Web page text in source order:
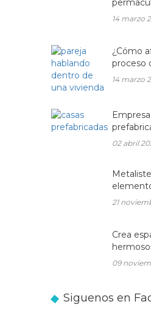
balcones
14 marzo
¿Cómo
proceso
14 marzo
a
02 abril
21
Crea
en tu
09
Siguenos en